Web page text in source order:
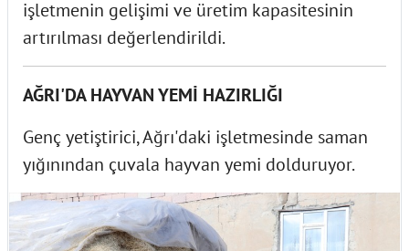
işletmenin gelişimi ve üretim kapasitesinin
artırılması değerlendirildi.
AĞRI'DA HAYVAN YEMİ HAZIRLIĞI
Genç yetiştirici, Ağrı'daki işletmesinde saman
yığınından çuvala hayvan yemi dolduruyor.